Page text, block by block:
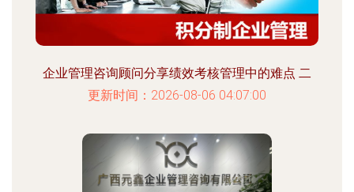
企业管理咨询顾问分享绩效考核管理中的难点 二
更新时间：2026-08-06 04:07:00